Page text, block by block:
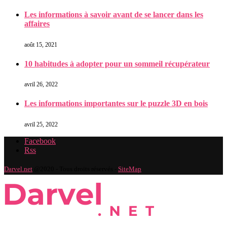
Les informations à savoir avant de se lancer dans les
affaires
août 15, 2021
10 habitudes à adopter pour un sommeil récupérateur
avril 26, 2022
Les informations importantes sur le puzzle 3D en bois
avril 25, 2022
Facebook
Rss
Darvel.net SiteMap